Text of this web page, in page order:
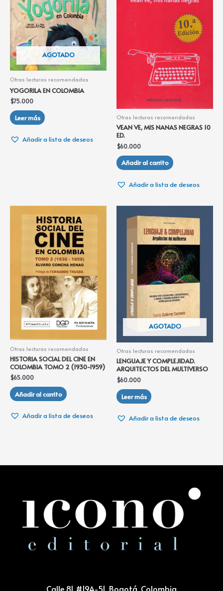
AGOTADO
Otras lecturas recomendadas
YOGORILA EN COLOMBIA
$75.000
Leer más
Añadir a lista de deseos
Otras lecturas recomendadas
VEAN VE, MIS NANAS NEGRAS 10
ED.
$60.000
Añadir al carrito
Añadir a lista de deseos
Otras lecturas recomendadas
HISTORIA SOCIAL DEL CINE EN
COLOMBIA TOMO 2 (1930-1959)
$65.000
Añadir al carrito
Añadir a lista de deseos
AGOTADO
Otras lecturas recomendadas
LENGUAJE Y COMPLEJIDAD.
ARQUITECTOS DEL MULTIVERSO
$60.000
Leer más
Añadir a lista de deseos
Calle 81 #19A-51, Bogotá, Colombia